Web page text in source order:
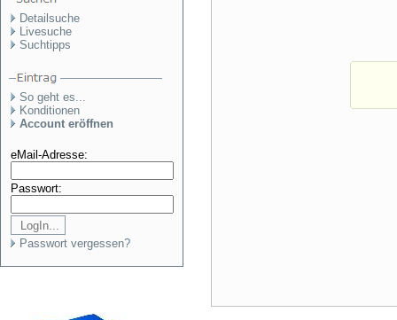
Detailsuche
Livesuche
Suchtipps
So geht es...
Konditionen
Account eröffnen
eMail-Adresse:
Passwort:
Passwort vergessen?